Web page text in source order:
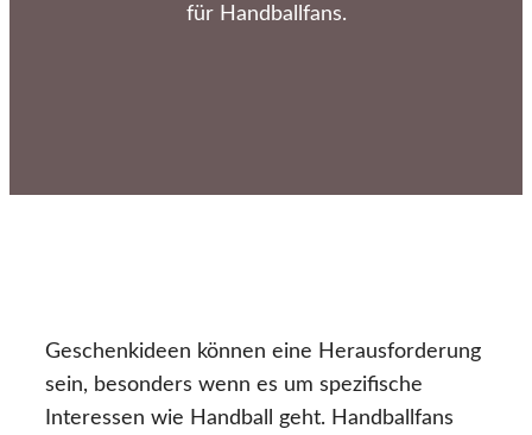
für Handballfans.
Geschenkideen können eine Herausforderung
sein, besonders wenn es um spezifische
Interessen wie Handball geht. Handballfans